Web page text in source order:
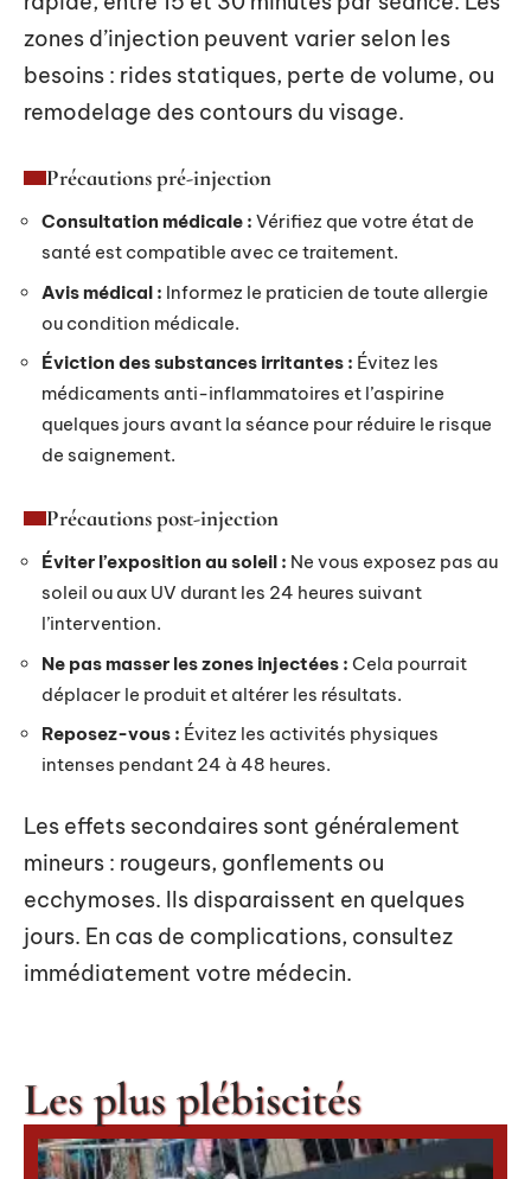
zones d’injection peuvent varier selon les
besoins : rides statiques, perte de volume, ou
remodelage des contours du visage.
Précautions pré-injection
Consultation médicale : Vérifiez que votre état de
santé est compatible avec ce traitement.
Avis médical : Informez le praticien de toute allergie
ou condition médicale.
Éviction des substances irritantes : Évitez les
médicaments anti-inflammatoires et l’aspirine
quelques jours avant la séance pour réduire le risque
de saignement.
Précautions post-injection
Éviter l’exposition au soleil : Ne vous exposez pas au
soleil ou aux UV durant les 24 heures suivant
l’intervention.
Ne pas masser les zones injectées : Cela pourrait
déplacer le produit et altérer les résultats.
Reposez-vous : Évitez les activités physiques
intenses pendant 24 à 48 heures.
Les effets secondaires sont généralement
mineurs : rougeurs, gonflements ou
ecchymoses. Ils disparaissent en quelques
jours. En cas de complications, consultez
immédiatement votre médecin.
Les plus plébiscités